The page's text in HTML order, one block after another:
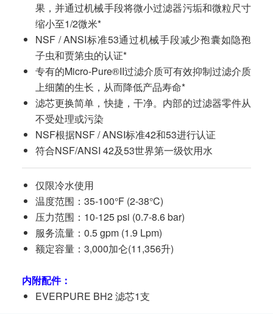
果，并通过机械手段将微小过滤器污垢和微粒尺寸
缩小至1/2微米*
NSF / ANSI标准53通过机械手段减少孢囊如隐孢
子虫和贾第虫的认证*
专有的Micro-Pure®II过滤介质可有效抑制过滤介质
上细菌的生长，从而降低产品寿命*
滤芯更换简单，快捷，干净。内部的过滤器零件从
不受处理或污染
NSF根据NSF / ANSI标准42和53进行认证
符合NSF/ANSI 42及53世界第一级饮用水
仅限冷水使用
温度范围：35-100°F (2-38°C)
压力范围：10-125 psi (0.7-8.6 bar)
服务流量：0.5 gpm (1.9 Lpm)
额定容量：3,000加仑(11,356升)
内附配件：
EVERPURE BH2 滤芯1支